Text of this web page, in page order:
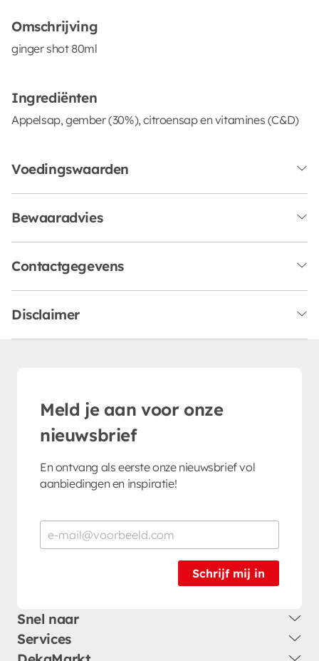
Omschrijving
ginger shot 80ml
Ingrediënten
Appelsap, gember (30%), citroensap en vitamines (C&D)
Voedingswaarden
Bewaaradvies
Contactgegevens
Disclaimer
Meld je aan voor onze
nieuwsbrief
En ontvang als eerste onze nieuwsbrief vol
aanbiedingen en inspiratie!
Schrijf mij in
Snel naar
Services